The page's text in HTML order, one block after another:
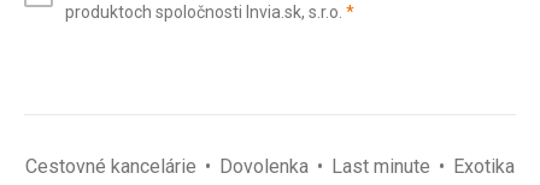
(povinné)
produktoch spoločnosti Invia.sk, s.r.o. *(povinné)
Cestovné kancelárie Dovolenka Last minute
Exotika